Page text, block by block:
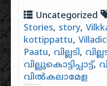
Uncategorized
Stories, story,
kottippattu,
Paatu, വില്ലടി,
വില്ലുകൊട്ടിപ്പാട്ട്,
വിൽകലാമേള